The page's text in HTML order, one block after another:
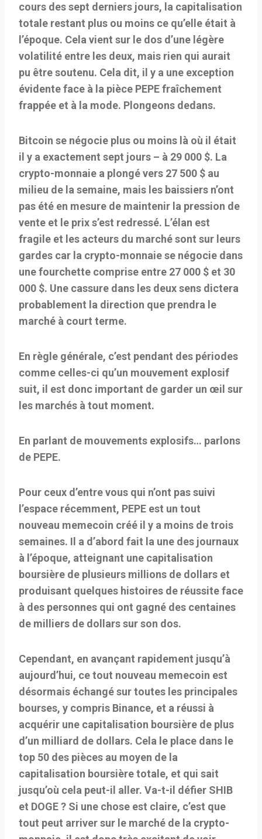
cours des sept derniers jours, la capitalisation
totale restant plus ou moins ce qu’elle était à
l’époque. Cela vient sur le dos d’une légère
volatilité entre les deux, mais rien qui aurait
pu être soutenu. Cela dit, il y a une exception
évidente face à la pièce PEPE fraîchement
frappée et à la mode. Plongeons dedans.
Bitcoin se négocie plus ou moins là où il était
il y a exactement sept jours – à 29 000 $. La
crypto-monnaie a plongé vers 27 500 $ au
milieu de la semaine, mais les baissiers n’ont
pas été en mesure de maintenir la pression de
vente et le prix s’est redressé. L’élan est
fragile et les acteurs du marché sont sur leurs
gardes car la crypto-monnaie se négocie dans
une fourchette comprise entre 27 000 $ et 30
000 $. Une cassure dans les deux sens dictera
probablement la direction que prendra le
marché à court terme.
En règle générale, c’est pendant des périodes
comme celles-ci qu’un mouvement explosif
suit, il est donc important de garder un œil sur
les marchés à tout moment.
En parlant de mouvements explosifs… parlons
de PEPE.
Pour ceux d’entre vous qui n’ont pas suivi
l’espace récemment, PEPE est un tout
nouveau memecoin créé il y a moins de trois
semaines. Il a d’abord fait la une des journaux
à l’époque, atteignant une capitalisation
boursière de plusieurs millions de dollars et
produisant quelques histoires de réussite face
à des personnes qui ont gagné des centaines
de milliers de dollars sur son dos.
Cependant, en avançant rapidement jusqu’à
aujourd’hui, ce tout nouveau memecoin est
désormais échangé sur toutes les principales
bourses, y compris Binance, et a réussi à
acquérir une capitalisation boursière de plus
d’un milliard de dollars. Cela le place dans le
top 50 des pièces au moyen de la
capitalisation boursière totale, et qui sait
jusqu’où cela peut-il aller. Va-t-il défier SHIB
et DOGE ? Si une chose est claire, c’est que
tout peut arriver sur le marché de la crypto-